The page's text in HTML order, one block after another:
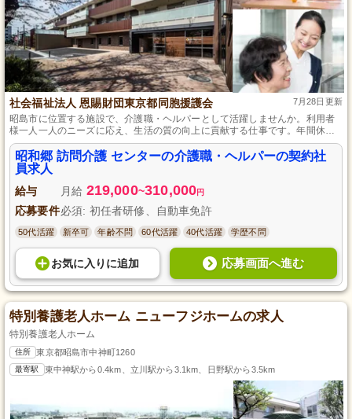
社会福祉法人 恩賜財団東京都同胞援護会 7月28日更新
昭島市に位置する施設で、介護職・ヘルパーとして活躍しませんか。利用者
様一人一人のニーズに応え、生活の質の向上に貢献する仕事です。年間休日
は125日と多く、月に平均10日の休みがあり、有給休暇も採用日から利用可
能です。無理なく働ける環境で、安心して長く仕事を続けられます。
昭和郷 訪問介護 センターの介護職・ヘルパーの契約社
員求人
給与 月給 219,000~310,000円
応募要件必須: 初任者研修、自動車免許
50代活躍 新卒可 年齢不問 60代活躍 40代活躍 学歴不問
お気に入り に追加 応募画面へ進む
特別養護老人ホーム ニューフジホームの求人
特別養護老人ホーム
住所 東京都昭島市中神町1260
最寄駅 東中神駅から0.4km、立川駅から3.1km、日野駅から3.5km